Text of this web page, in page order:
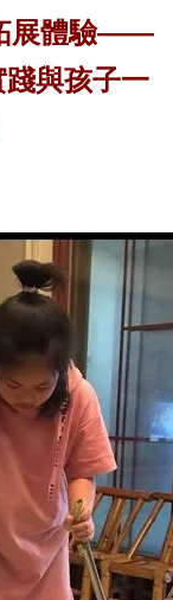
展體驗——
與孩子一